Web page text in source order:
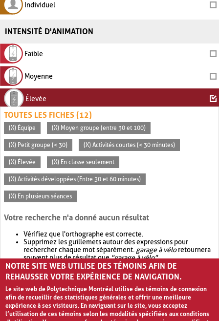
Individuel
INTENSITÉ D'ANIMATION
Faible
Moyenne
Élevée
TOUTES LES FICHES (12)
(X) Équipe (X) Moyen groupe (entre 30 et 100)
(X) Petit groupe (< 30) (X) Activités courtes (< 30 minutes)
(X) Élevée (X) En classe seulement
(X) Activités développées (Entre 30 et 60 minutes)
(X) En plusieurs séances
Votre recherche n'a donné aucun résultat
Vérifiez que l'orthographe est correcte.
Supprimez les guillemets autour des expressions pour
rechercher chaque mot séparément. garage à véloretournera
souvent plus de résultat que"garage à vélo".
Envisagez d'élargir votre recherche avec OR.garage OR vélo
retournera souvent plus de résultat quegarage à vélo
NOTRE SITE WEB UTILISE DES TÉMOINS AFIN DE
REHAUSSER VOTRE EXPÉRIENCE DE NAVIGATION.
Le site web de Polytechnique Montréal utilise des témoins de connexion
afin de recueillir des statistiques générales et offrir une meilleure
expérience à ses visiteurs. En naviguant sur le site, vous acceptez
l’utilisation de ces témoins selon les modalités spécifiées aux conditions